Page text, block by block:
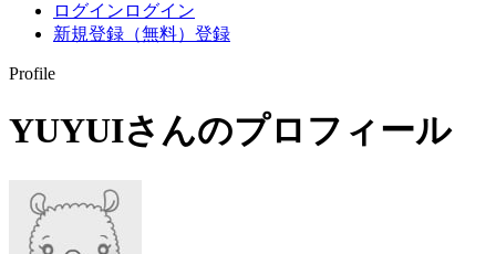
ログイン ログイン
新規登録（無料） 登録
Profile
YUYUIさんのプロフィール